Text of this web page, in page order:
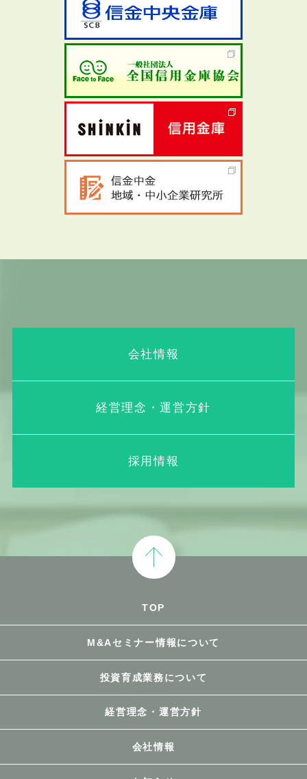
会社情報
経営理念・運営方針
採用情報
TOP
M&Aセミナー情報について
投資育成業務について
経営理念・運営方針
会社情報